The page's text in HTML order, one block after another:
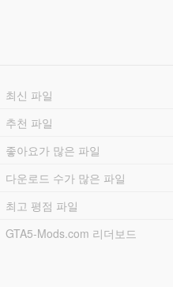
최신 파일
추천 파일
좋아요가 많은 파일
다운로드 수가 많은 파일
최고 평점 파일
GTA5-Mods.com 리더보드